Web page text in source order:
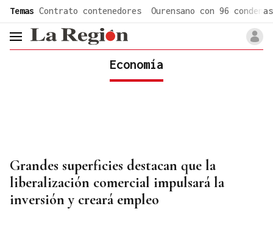
Temas Contrato contenedores Ourensano con 96 condenas
header.menu.open
Economía
Grandes superficies destacan que la
liberalización comercial impulsará la
inversión y creará empleo